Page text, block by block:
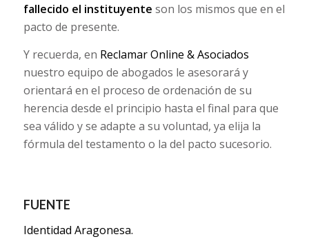
fallecido el instituyente son los mismos que en el
pacto de presente.
Y recuerda, en Reclamar Online & Asociados
nuestro equipo de abogados le asesorará y
orientará en el proceso de ordenación de su
herencia desde el principio hasta el final para que
sea válido y se adapte a su voluntad, ya elija la
fórmula del testamento o la del pacto sucesorio.
FUENTE
Identidad Aragonesa.